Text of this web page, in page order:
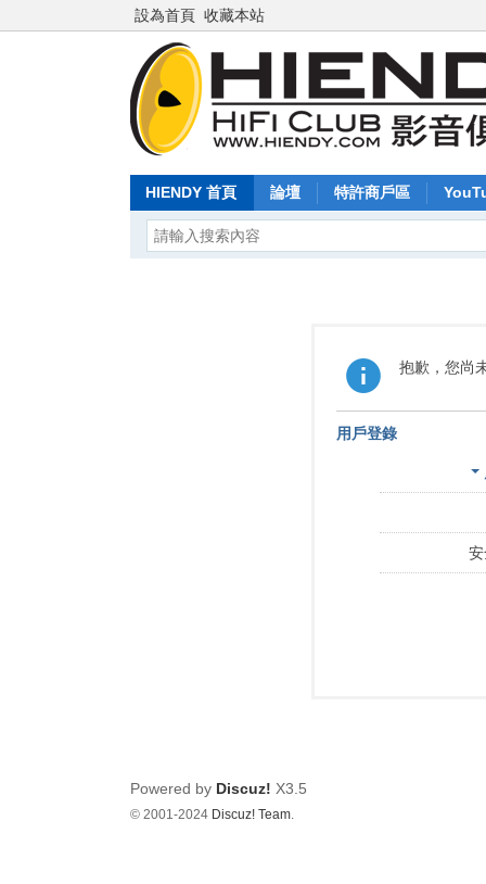
設為首頁 收藏本站
HIENDY 首頁 論壇 特許商戶區
抱歉，您尚
用戶登錄
Powered by Discuz! X3.5
© 2001-2024 Discuz! Team.